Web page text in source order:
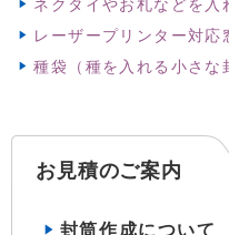
ネクタイやお札などを入
レーザープリンター対
種袋（種を入れる小さな
お見積のご案内
封筒作成について